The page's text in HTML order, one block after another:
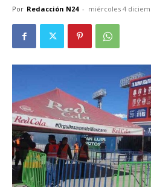
Por Redacción N24 - miércoles 4